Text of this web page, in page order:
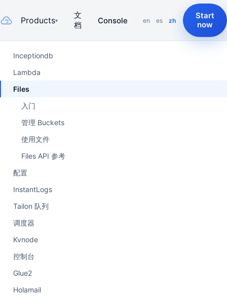
Products▾
文
档
Console en es zh
Start
now
Inceptiondb
Lambda
Files
入门
管理 Buckets
使用文件
Files API 参考
配置
InstantLogs
Tailon 队列
调度器
Kvnode
控制台
Glue2
Holamail